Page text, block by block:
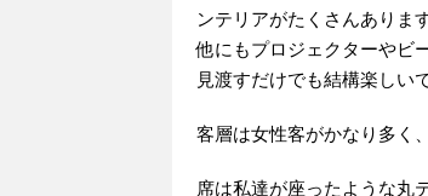
ンテリアがたくさんありま
他にもプロジェクターやビ
見渡すだけでも結構楽しい
客層は女性客がかなり多く
席は私達が座ったような丸